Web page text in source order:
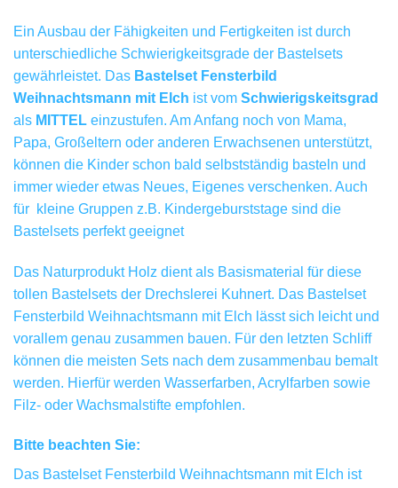
Ein Ausbau der Fähigkeiten und Fertigkeiten ist durch
unterschiedliche Schwierigkeitsgrade der Bastelsets
gewährleistet. Das Bastelset Fensterbild
Weihnachtsmann mit Elch ist vom Schwierigskeitsgrad
als MITTEL einzustufen. Am Anfang noch von Mama,
Papa, Großeltern oder anderen Erwachsenen unterstützt,
können die Kinder schon bald selbstständig basteln und
immer wieder etwas Neues, Eigenes verschenken. Auch
für kleine Gruppen z.B. Kindergeburststage sind die
Bastelsets perfekt geeignet
Das Naturprodukt Holz dient als Basismaterial für diese
tollen Bastelsets der Drechslerei Kuhnert. Das Bastelset
Fensterbild Weihnachtsmann mit Elch lässt sich leicht und
vorallem genau zusammen bauen. Für den letzten Schliff
können die meisten Sets nach dem zusammenbau bemalt
werden. Hierfür werden Wasserfarben, Acrylfarben sowie
Filz- oder Wachsmalstifte empfohlen.
Bitte beachten Sie:
Das Bastelset Fensterbild Weihnachtsmann mit Elch ist